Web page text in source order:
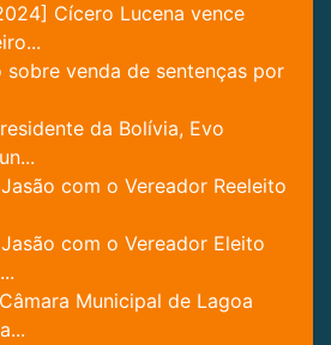
Cícero Lucena vence
sobre venda de sentenças por
da Bolívia, Evo
com o Vereador Reeleito
com o Vereador Eleito
Municipal de Lagoa